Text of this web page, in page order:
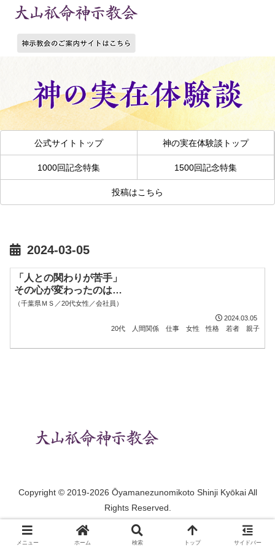
公式サイトトップ 神の実在体験談トップ
1000回記念特集 1500回記念特集
投稿はこちら
2024-03-05
「人との関わりが苦手」
その心が変わったのは…
（千葉県ＭＳ／20代女性／会社員）
2024.03.05
20代
人間関係 仕事 女性 性格 若者 親子
Copyright © 2019-2026 Ōyamanezunomikoto Shinji Kyōkai All
Rights Reserved.
メニュー ホーム 検索 トップ サイドバー